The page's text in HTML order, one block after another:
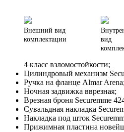
Внешний вид
комплектации
вид
4 класс взломостойкости;
Цилиндровый механизм
Ручка на фланце Almar Arena;
Ночная задвижка вврезная;
Врезная броня Securemme
Сувальдная накладка
Накладка под шток
Прижимная пластина